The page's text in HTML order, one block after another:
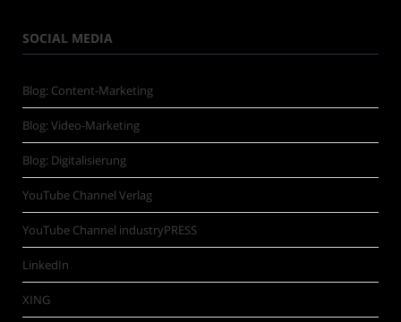
SOCIAL MEDIA
Blog: Content-Marketing
Blog: Video-Marketing
Blog: Digitalisierung
YouTube Channel Verlag
YouTube Channel industryPRESS
LinkedIn
XING